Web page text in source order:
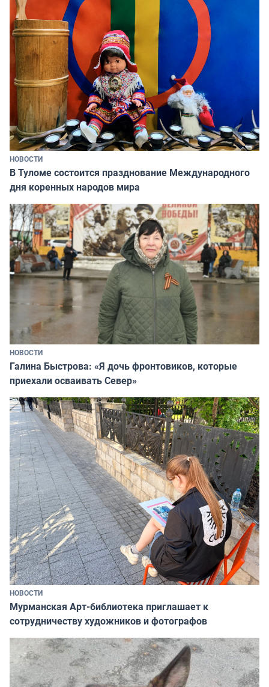
НОВОСТИ
В Туломе состоится празднование Международного
дня коренных народов мира
НОВОСТИ
Галина Быстрова: «Я дочь фронтовиков, которые
приехали осваивать Север»
НОВОСТИ
Мурманская Арт-библиотека приглашает к
сотрудничеству художников и фотографов